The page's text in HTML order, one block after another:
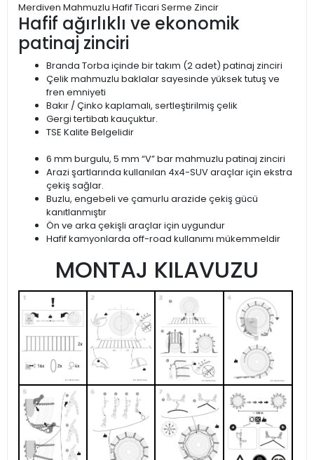
Merdiven Mahmuzlu Hafif Ticari Serme Zincir
Hafif ağırlıklı ve ekonomik
patinaj zinciri
Branda Torba içinde bir takım (2 adet) patinaj zinciri
Çelik mahmuzlu baklalar sayesinde yüksek tutuş ve
fren emniyeti
Bakır / Çinko kaplamalı, sertleştirilmiş çelik
Gergi tertibatı kauçuktur.
TSE Kalite Belgelidir
6 mm burgulu, 5 mm “V” bar mahmuzlu patinaj zinciri
Arazi şartlarında kullanılan 4x4-SUV araçlar için ekstra
çekiş sağlar.
Buzlu, engebeli ve çamurlu arazide çekiş gücü
kanıtlanmıştır
Ön ve arka çekişli araçlar için uygundur
Hafif kamyonlarda off-road kullanımı mükemmeldir
MONTAJ KILAVUZU